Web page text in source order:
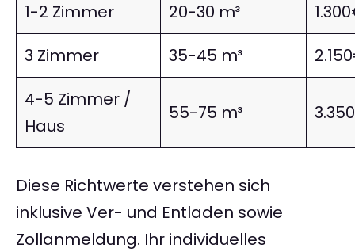
1-2 Zimmer 20-30 m³
3 Zimmer
35-45 m³
4-5 Zimmer /
Haus
55-75 m³
Diese Richtwerte verstehen sich
inklusive Ver- und Entladen sowie
Zollanmeldung. Ihr individuelles